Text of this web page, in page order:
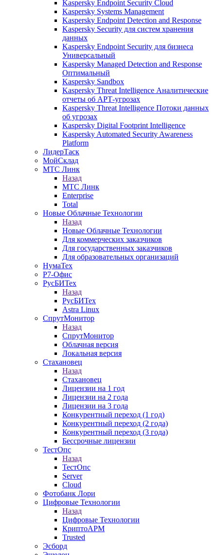
Kaspersky Endpoint Security Cloud
Kaspersky Systems Management
Kaspersky Endpoint Detection and Response
Kaspersky Security для систем хранения
данных
Kaspersky Endpoint Security для бизнеса
Универсальный
Kaspersky Managed Detection and Response
Оптимальный
Kaspersky Sandbox
Kaspersky Threat Intelligence Аналитические
отчеты об АРТ-угрозах
Kaspersky Threat Intelligence Потоки данных
об угрозах
Kaspersky Digital Footprint Intelligence
Kaspersky Automated Security Awareness
Platform
ЛидерТаск
МойСклад
МТС Линк
Назад
МТС Линк
Enterprise
Total
Новые Облачные Технологии
Назад
Новые Облачные Технологии
Для коммерческих заказчиков
Для государственных заказчиков
Для образовательных организаций
НумаТех
Р7-Офис
РусБИТех
Назад
РусБИТех
Astra Linux
СпрутМонитор
Назад
СпрутМонитор
Облачная версия
Локальная версия
Стахановец
Назад
Стахановец
Лицензии на 1 год
Лицензии на 2 года
Лицензии на 3 года
Конкурентный переход (1 год)
Конкурентный переход (2 года)
Конкурентный переход (3 года)
Бессрочные лицензии
ТестОпс
Назад
ТестОпс
Server
Cloud
Фотобанк Лори
Цифровые Технологии
Назад
Цифровые Технологии
КриптоАРМ
Trusted
Эсборд